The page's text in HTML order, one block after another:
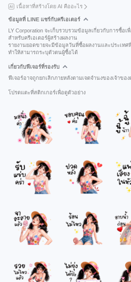
เนื้อหาที่สร้างโดย AI คืออะไร
ข้อมูลที่ LINE แชร์กับครีเอเตอร์
LY Corporation จะเก็บรวบรวมข้อมูลเกี่ยวกับการซื้อ
สำหรับครีเอเตอร์ผู้สร้างผลงาน
รายงานยอดขายจะมีข้อมูลวันที่ซื้อผลงานและประเท
ทำให้สามารถระบุตัวตนผู้ซื้อได้
เกี่ยวกับฟีเจอร์ที่รองรับ
ฟีเจอร์อาจถูกยกเลิกภายหลังตามเจตจำนงของเจ้าของ
โปรดแตะที่สติกเกอร์เพื่อดูตัวอย่าง